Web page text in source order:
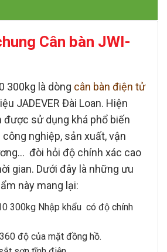
Cân bàn JWI-
300kg là dòng cân bàn điện tử
JADEVER Đài Loan. Hiện
được sử dụng khá phổ biến
nghiệp, sản xuất, vận
đòi hỏi độ chính xác cao
gian. Dưới đây là những ưu
này mang lại:
300kg Nhập khẩu có độ chính
độ của mặt đồng hồ.